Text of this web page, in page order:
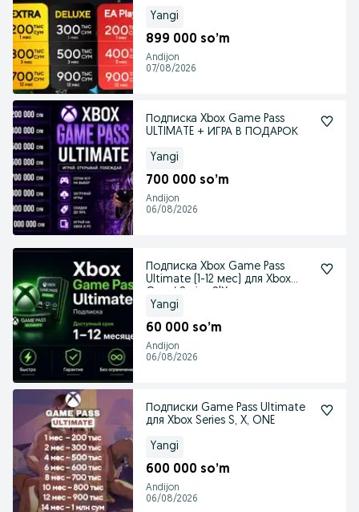
Yangi
899 000 so’m
Andijon
07/08/2026
Подписка Xbox Game Pass
ULTIMATE + ИГРА В ПОДАРОК
Yangi
700 000 so’m
Andijon
06/08/2026
Подписка Xbox Game Pass
Ultimate (1-12 мес) для Xbox
Yangi
60 000 so’m
Andijon
06/08/2026
Подписки Game Pass Ultimate
для Xbox Series S, X, ONE
Yangi
600 000 so’m
Andijon
06/08/2026